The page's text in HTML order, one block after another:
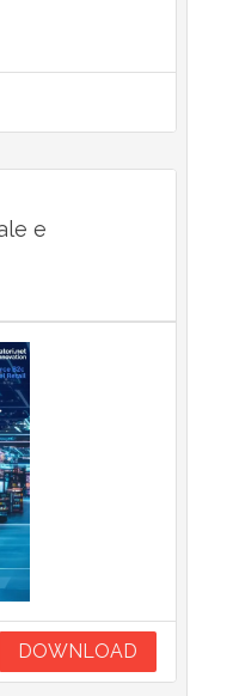
e
DOWNLOAD